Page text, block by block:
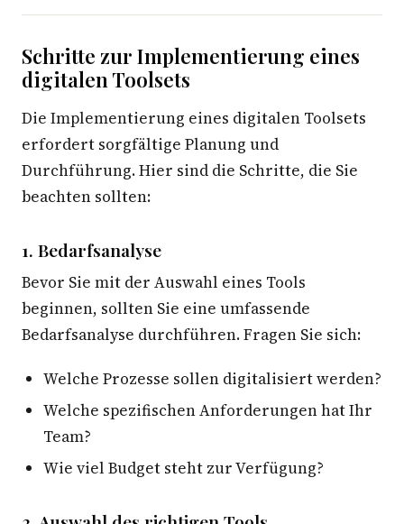
Schritte zur Implementierung eines
digitalen Toolsets
Die Implementierung eines digitalen Toolsets
erfordert sorgfältige Planung und
Durchführung. Hier sind die Schritte, die Sie
beachten sollten:
1. Bedarfsanalyse
Bevor Sie mit der Auswahl eines Tools
beginnen, sollten Sie eine umfassende
Bedarfsanalyse durchführen. Fragen Sie sich:
Welche Prozesse sollen digitalisiert werden?
Welche spezifischen Anforderungen hat Ihr
Team?
Wie viel Budget steht zur Verfügung?